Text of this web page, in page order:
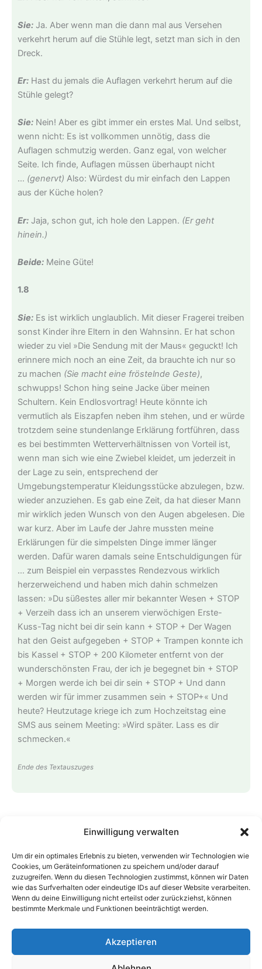
Einwilligung verwalten
Um dir ein optimales Erlebnis zu bieten, verwenden wir Technologien wie
Cookies, um Geräteinformationen zu speichern und/oder darauf
zuzugreifen. Wenn du diesen Technologien zustimmst, können wir Daten
wie das Surfverhalten oder eindeutige IDs auf dieser Website verarbeiten.
Wenn du deine Einwilligung nicht erteilst oder zurückziehst, können
bestimmte Merkmale und Funktionen beeinträchtigt werden.
Akzeptieren
Sie:Ja. Aber wenn man die dann mal aus Versehen
verkehrt herum auf die Stühle legt, setzt man sich in den
Dreck.
Er:Hast du jemals die Auflagen verkehrt herum auf die
Stühle gelegt?
Sie:Nein! Aber es gibt immer ein erstes Mal. Und selbst,
wenn nicht: Es ist vollkommen unnötig, dass die
Auflagen schmutzig werden. Ganz egal, von welcher
Seite. Ich finde, Auflagen müssen überhaupt nicht
… (genervt) Also: Würdest du mir einfach den Lappen
aus der Küche holen?
Er:Jaja, schon gut, ich hole den Lappen. (Er geht
hinein.)
Beide:Meine Güte!
1.8
Sie:Es ist wirklich unglaublich. Mit dieser Fragerei treiben
sonst Kinder ihre Eltern in den Wahnsinn. Er hat schon
wieder zu viel »Die Sendung mit der Maus« geguckt! Ich
erinnere mich noch an eine Zeit, da brauchte ich nur so
zu machen (Sie macht eine fröstelnde Geste),
schwupps! Schon hing seine Jacke über meinen
Schultern. Kein Endlosvortrag! Heute könnte ich
vermutlich als Eiszapfen neben ihm stehen, und er würde
trotzdem seine stundenlange Erklärung fortführen, dass
es bei bestimmten Wetterverhältnissen von Vorteil ist,
wenn man sich wie eine Zwiebel kleidet, um jederzeit in
der Lage zu sein, entsprechend der
Umgebungstemperatur Kleidungsstücke abzulegen, bzw.
wieder anzuziehen. Es gab eine Zeit, da hat dieser Mann
mir wirklich jeden Wunsch von den Augen abgelesen. Die
war kurz. Aber im Laufe der Jahre mussten meine
Erklärungen für die simpelsten Dinge immer länger
werden. Dafür waren damals seine Entschuldigungen für
… zum Beispiel ein verpasstes Rendezvous wirklich
herzerweichend und haben mich dahin schmelzen
lassen: »Du süßestes aller mir bekannter Wesen + STOP
+ Verzeih dass ich an unserem vierwöchigen Erste-
Kuss-Tag nicht bei dir sein kann + STOP + Der Wagen
hat den Geist aufgegeben + STOP + Trampen konnte ich
bis Kassel + STOP + 200 Kilometer entfernt von der
wunderschönsten Frau, der ich je begegnet bin + STOP
+ Morgen werde ich bei dir sein + STOP + Und dann
werden wir für immer zusammen sein + STOP+« Und
heute? Heutzutage kriege ich zum Hochzeitstag eine
SMS aus seinem Meeting: »Wird später. Lass es dir
schmecken.«
Ende des Textauszuges
Impressum
Datenschutz
Kontakt
Aufführungsrechte
Bildnachweis
Cookie-Richtlinie (EU)